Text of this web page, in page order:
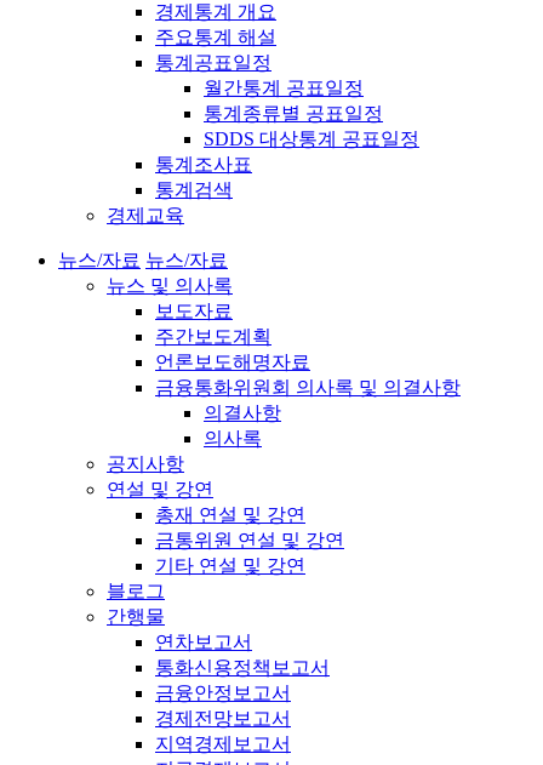
경제통계 개요
주요통계 해설
통계공표일정
월간통계 공표일정
통계종류별 공표일정
SDDS 대상통계 공표일정
통계조사표
통계검색
경제교육
뉴스/자료 뉴스/자료
뉴스 및 의사록
보도자료
주간보도계획
언론보도해명자료
금융통화위원회 의사록 및 의결사항
의결사항
의사록
공지사항
연설 및 강연
총재 연설 및 강연
금통위원 연설 및 강연
기타 연설 및 강연
블로그
간행물
연차보고서
통화신용정책보고서
금융안정보고서
경제전망보고서
지역경제보고서